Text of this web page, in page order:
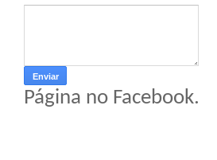
Página no Facebook.